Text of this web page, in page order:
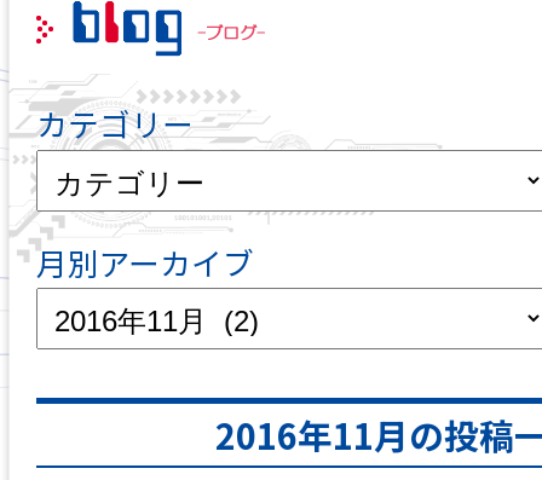
カテゴリー
月別アーカイブ
2016年11月の投稿